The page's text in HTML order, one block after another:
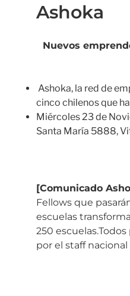
Ashoka
Nuevos
Ashoka, la red de
cinco chilenos que
Miércoles 23 de
Santa María 5888,
[Comunicado
Fellows que
escuelas
250
por el staff